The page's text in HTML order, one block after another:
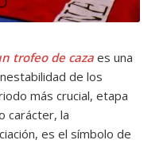
1 2 3
trofeo de caza es una
de los
más crucial, etapa
carácter, la
es el símbolo de